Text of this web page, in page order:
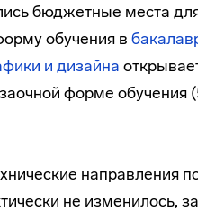
бюджетные места
обучения в
и дизайна
форме обучения
направления
не изменилось,